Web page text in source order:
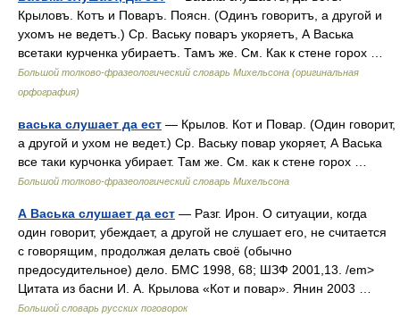
Крыловъ. Котъ и Поваръ. Поясн. (Одинъ говоритъ, а другой и
ухомъ не ведетъ.) Ср. Ваську поваръ укоряетъ, А Васька
всетаки курченка убираетъ. Тамъ же. См. Как к стене горох …
Большой толково-фразеологический словарь Михельсона (оригинальная
орфография)
васька слушает да ест — Крылов. Кот и Повар. (Один говорит,
а другой и ухом не ведет.) Ср. Ваську повар укоряет, А Васька
все таки курчонка убирает. Там же. См. как к стене горох …
Большой толково-фразеологический словарь Михельсона
А Васька слушает да ест — Разг. Ирон. О ситуации, когда
один говорит, убеждает, а другой не слушает его, не считается
с говорящим, продолжая делать своё (обычно
предосудительное) дело. БМС 1998, 68; ШЗФ 2001,13. /em>
Цитата из басни И. А. Крылова «Кот и повар». Янин 2003 …
Большой словарь русских поговорок